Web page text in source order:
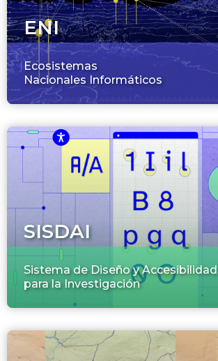
ENI
Ecosistemas
Nacionales Informáticos
SISDAI
Sistema de Diseño y Accesibilidad
para la Investigación